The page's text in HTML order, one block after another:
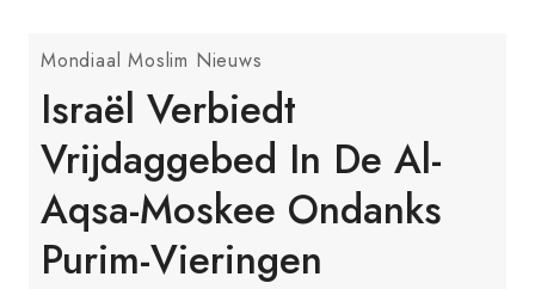
Mondiaal Moslim Nieuws
Israël Verbiedt
Vrijdaggebed In De Al-
Aqsa-Moskee Ondanks
Purim-Vieringen